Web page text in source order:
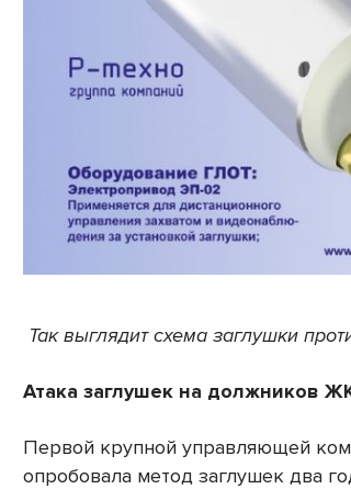
Так выглядит схема заглушки
Атака заглушек на должников
Первой крупной управляющей
опробовала метод заглушек два